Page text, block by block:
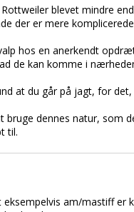
blevet mindre
der er mere
hos en anerkendt
de kan komme i
at du går på jagt, for
dennes natur, som
til.
am/mastiff er